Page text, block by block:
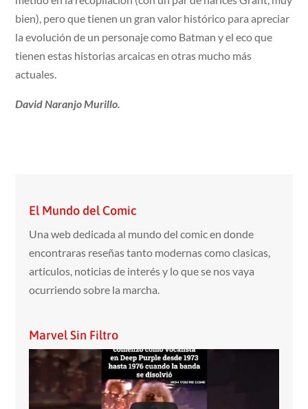
bien), pero que tienen un gran valor histórico para apreciar
la evolución de un personaje como Batman y el eco que
tienen estas historias arcaicas en otras mucho más
actuales.
David Naranjo Murillo.
El Mundo del Comic
Una web dedicada al mundo del comic en donde
encontraras reseñas tanto modernas como clasicas,
articulos, noticias de interés y lo que se nos vaya
ocurriendo sobre la marcha.
Marvel Sin Filtro